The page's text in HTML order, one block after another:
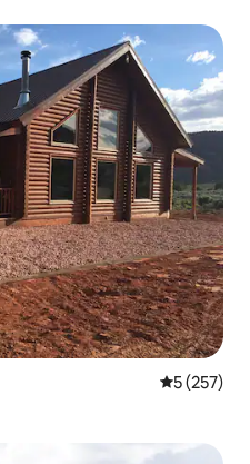
レビュー
5 (257)